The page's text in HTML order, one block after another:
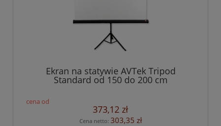
Ekran na statywie AVTek Tripod
Standard od 150 do 200 cm
373,12 zł
Cena netto: 303,35 zł